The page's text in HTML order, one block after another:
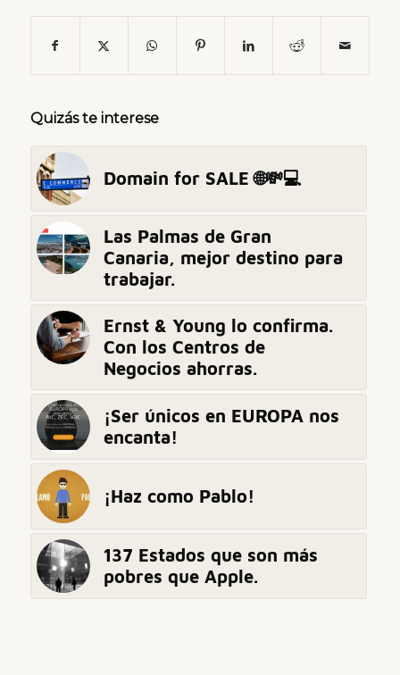
Quizás te interese
Domain for SALE 🌐💸💻
Las Palmas de Gran
Canaria, mejor destino para
trabajar.
Ernst & Young lo confirma.
Con los Centros de
Negocios ahorras.
¡Ser únicos en EUROPA nos
encanta!
¡Haz como Pablo!
137 Estados que son más
pobres que Apple.